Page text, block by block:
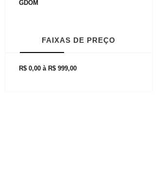
GDOM
FAIXAS DE PREÇO
R$ 0,00 à R$ 999,00